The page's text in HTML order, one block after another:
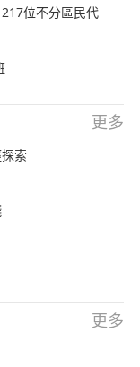
位不分區民代
更多
索
更多